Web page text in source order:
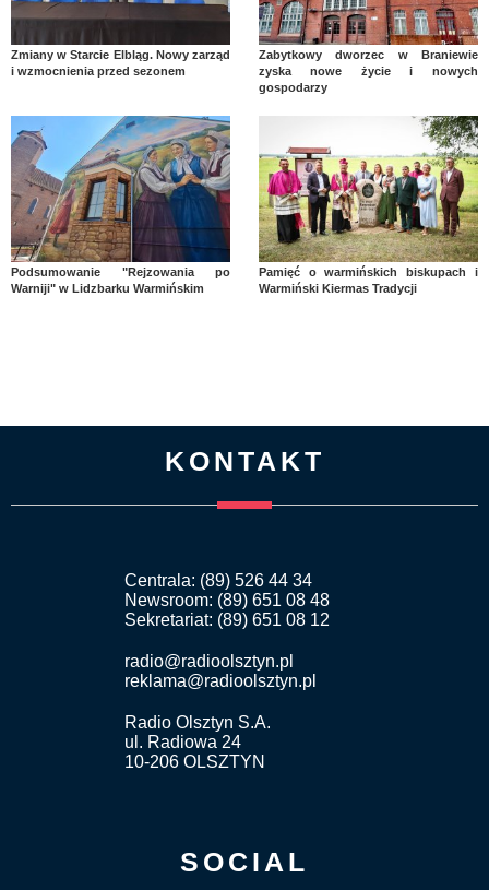
Zmiany w Starcie Elbląg. Nowy zarząd
i wzmocnienia przed sezonem
Zabytkowy dworzec w Braniewie
zyska nowe życie i nowych
gospodarzy
Podsumowanie "Rejzowania po
Warniji" w Lidzbarku Warmińskim
Pamięć o warmińskich biskupach i
Warmiński Kiermas Tradycji
KONTAKT
Centrala: (89) 526 44 34
Newsroom: (89) 651 08 48
Sekretariat: (89) 651 08 12
radio@radioolsztyn.pl
reklama@radioolsztyn.pl
Radio Olsztyn S.A.
ul. Radiowa 24
10-206 OLSZTYN
SOCIAL